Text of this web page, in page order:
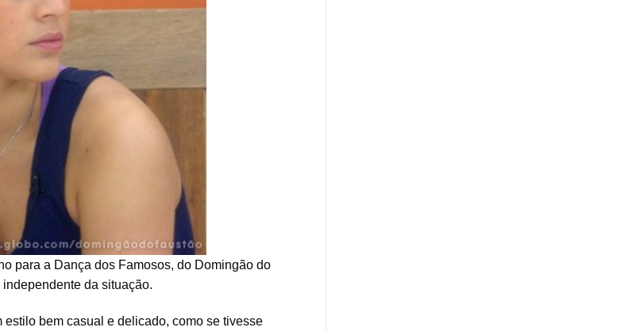
para a Dança dos Famosos, do Domingão do
da situação.
bem casual e delicado, como se tivesse